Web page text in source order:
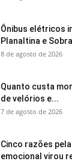
Ônibus elétricos
Planaltina e
8 de agosto de 2026
Quanto custa
de velórios e...
7 de agosto de 2026
Cinco razões
emocional virou